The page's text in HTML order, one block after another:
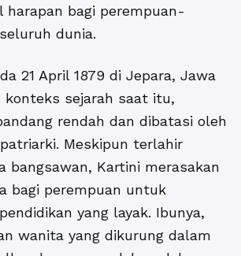
harapan bagi perempuan-
dunia.
21 April 1879 di Jepara, Jawa
konteks sejarah saat itu,
rendah dan dibatasi oleh
. Meskipun terlahir
bangsawan, Kartini merasakan
bagi perempuan untuk
yang layak. Ibunya,
wanita yang dikurung dalam